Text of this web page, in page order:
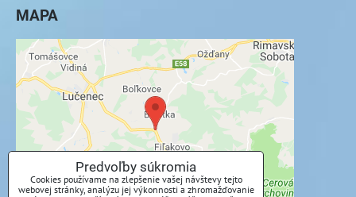
MAPA
Externý obsah je blokovaný Voľbami
súkromia
Prajete si načítať externý obsah?
Povoliť tentokrát
Predvoľby súkromia
Cookies používame na zlepšenie vašej návštevy tejto
webovej stránky, analýzu jej výkonnosti a zhromažďovanie